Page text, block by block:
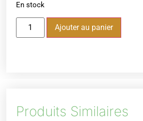
En stock
Ajouter au panier
Produits Similaires